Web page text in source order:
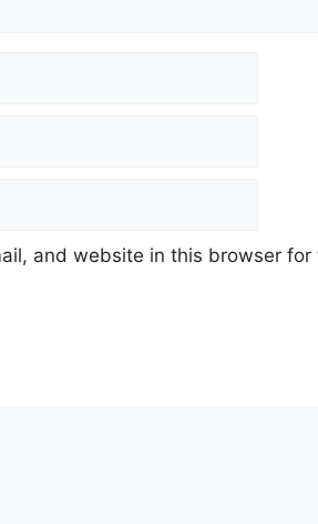
and website in this browser